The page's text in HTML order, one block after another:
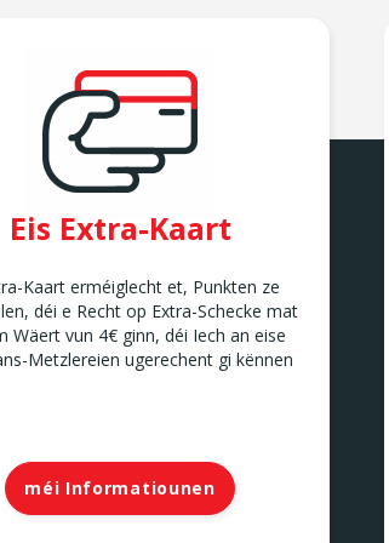
Eis Extra-Kaart
Kaart erméiglecht et, Punkten ze
déi e Recht op Extra-Schecke mat
Wäert vun 4€ ginn, déi Iech an eise
Metzlereien ugerechent gi kënnen
méi Informatiounen